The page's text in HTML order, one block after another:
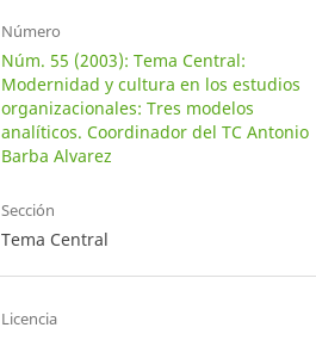
Número
Núm. 55 (2003): Tema Central:
Modernidad y cultura en los estudios
organizacionales: Tres modelos
analíticos. Coordinador del TC Antonio
Barba Alvarez
Sección
Tema Central
Licencia